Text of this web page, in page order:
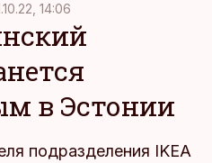
14:06
в Эстонии
подразделения IKEA